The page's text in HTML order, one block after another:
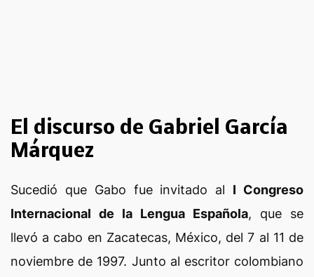
El discurso de Gabriel García
Márquez
Sucedió que Gabo fue invitado al I Congreso
Internacional de la Lengua Española, que se
llevó a cabo en Zacatecas, México, del 7 al 11 de
noviembre de 1997. Junto al escritor colombiano